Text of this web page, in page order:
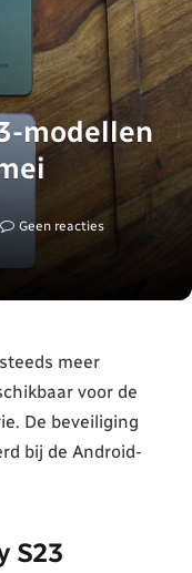
modellen
Geen reacties
meer
voor de
De beveiliging
bij de Android-
S23